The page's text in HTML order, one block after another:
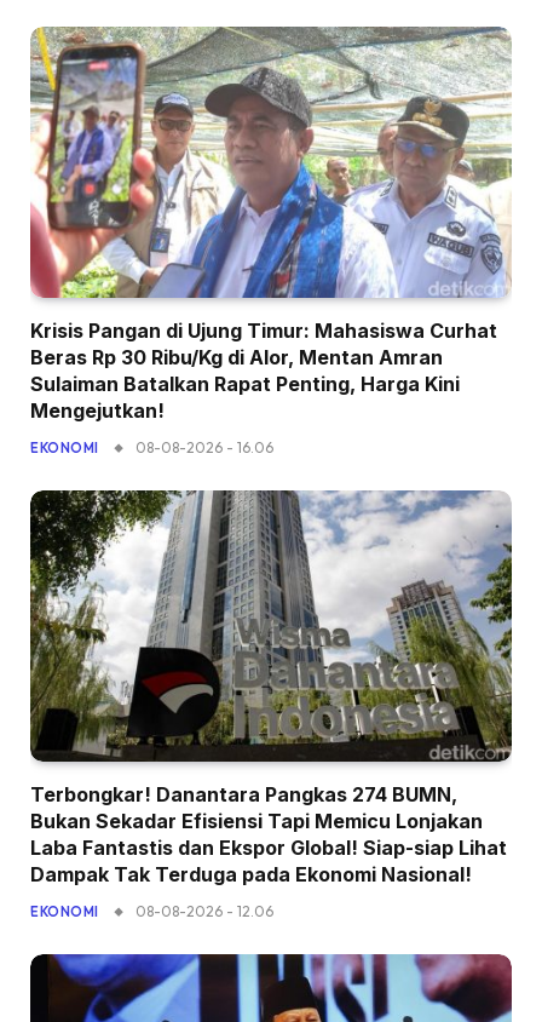
Krisis Pangan di Ujung Timur: Mahasiswa Curhat
Beras Rp 30 Ribu/Kg di Alor, Mentan Amran
Sulaiman Batalkan Rapat Penting, Harga Kini
Mengejutkan!
EKONOMI 08-08-2026 - 16.06
Terbongkar! Danantara Pangkas 274 BUMN,
Bukan Sekadar Efisiensi Tapi Memicu Lonjakan
Laba Fantastis dan Ekspor Global! Siap-siap Lihat
Dampak Tak Terduga pada Ekonomi Nasional!
EKONOMI 08-08-2026 - 12.06